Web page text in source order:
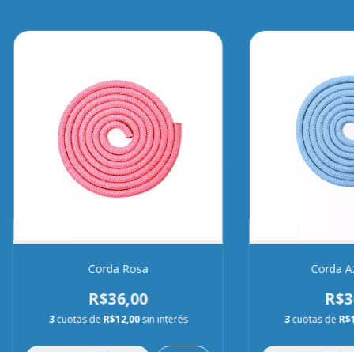
Corda Rosa
R$36,00
3 cuotas de R$12,00 sin interés
Corda
3cuotas de